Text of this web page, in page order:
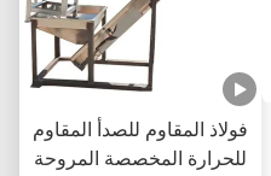
فولاذ المقاوم للصدأ المقاوم
للحرارة المخصصة المروحة